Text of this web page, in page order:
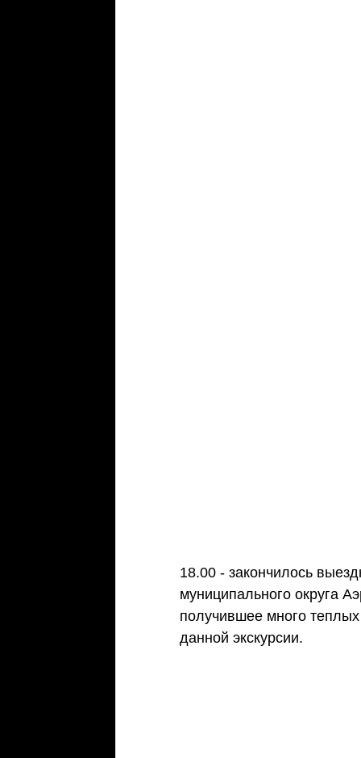
18.00 - закончилось
муниципального округа
получившее много
данной экскурсии.